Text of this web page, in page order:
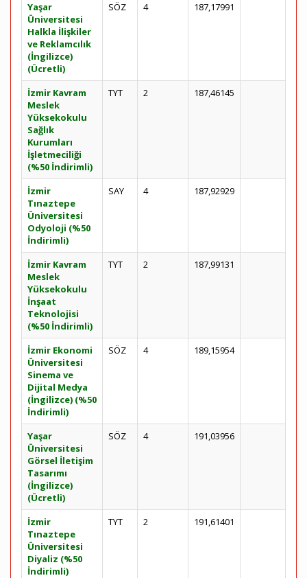
Yaşar
Üniversitesi
Halkla İlişkiler
ve Reklamcılık
(İngilizce)
(Ücretli)
SÖZ 4 187,17991
İzmir Kavram
Meslek
Yüksekokulu
Sağlık
Kurumları
İşletmeciliği
(%50 İndirimli)
TYT 2 187,46145
İzmir
Tınaztepe
Üniversitesi
Odyoloji (%50
İndirimli)
SAY 4 187,92929
İzmir Kavram
Meslek
Yüksekokulu
İnşaat
Teknolojisi
(%50 İndirimli)
TYT 2 187,99131
İzmir Ekonomi
Üniversitesi
Sinema ve
Dijital Medya
(İngilizce) (%50
İndirimli)
SÖZ 4 189,15954
Yaşar
Üniversitesi
Görsel İletişim
Tasarımı
(İngilizce)
(Ücretli)
SÖZ 4 191,03956
İzmir
Tınaztepe
Üniversitesi
Diyaliz (%50
İndirimli)
TYT 2 191,61401